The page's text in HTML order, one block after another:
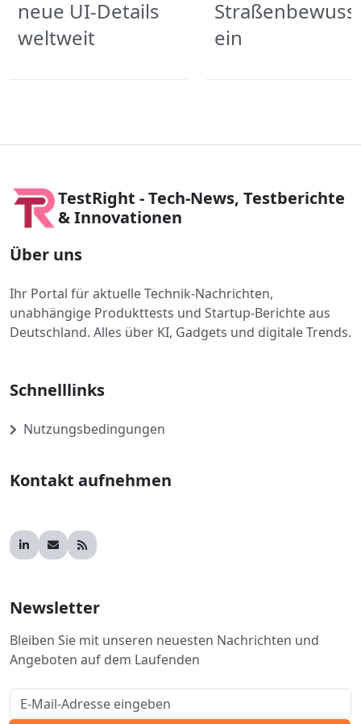
neue UI-Details
weltweit
ein
TestRight - Tech-News, Testberichte
& Innovationen
Über uns
Ihr Portal für aktuelle Technik-Nachrichten,
unabhängige Produkttests und Startup-Berichte aus
Deutschland. Alles über KI, Gadgets und digitale Trends.
Schnelllinks
Nutzungsbedingungen
Kontakt aufnehmen
Newsletter
Bleiben Sie mit unseren neuesten Nachrichten und
Angeboten auf dem Laufenden